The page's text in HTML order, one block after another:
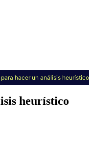
para hacer un análisis heurístico
heurístico